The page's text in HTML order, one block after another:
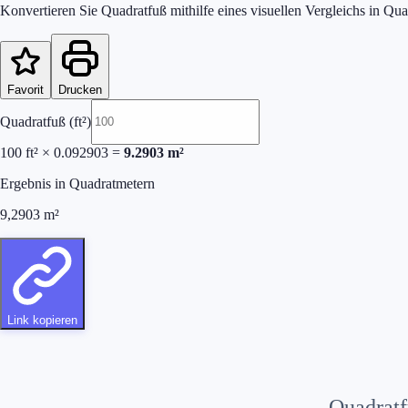
Konvertieren Sie Quadratfuß mithilfe eines visuellen Vergleichs in
Favorit Drucken
Quadratfuß (ft²)
100 ft² × 0.092903 = 9.2903 m²
Ergebnis in Quadratmetern
9,2903 m²
Link kopieren